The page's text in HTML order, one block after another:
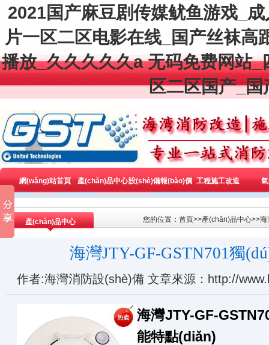
2021国产麻豆剧传媒鱿鱼游戏_
片一区二区电影在线_国产丝袜
播放_久久久久久a 无码免费网站
区二区国产_
網(wǎng)站首頁 產(chǎn)品中心設(shè)備報(bào)價 工程施工改造
產(chǎn)品中心 您的位置： 首頁>>產(chǎn)品中心>>海
海灣JTY-GF-GSTN701獨
作者:海灣消防設(shè)備 文章來源：http://
海灣JTY-GF-
能特點(diǎn)